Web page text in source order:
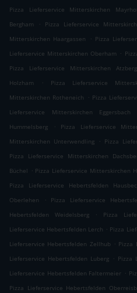
Pizza Lieferservice Mitterskirchen
Bergham
. Pizza Lieferservice
Mitterskirchen Haargassen
. Pizza
Lieferservice Mitterskirchen Oberham .
Pizza Lieferservice Mitterskirchen Atzberg
Holzham
. Pizza Lieferservice
Mitterskirchen Rotheneich
. Pizza
Lieferservice Mitterskirchen Eggersbach
Hummelsberg
. Pizza Lieferservice
Mitterskirchen Unterwendling
. Pizza
Pizza Lieferservice Mitterskirchen
Büchel . Pizza Lieferservice Mitterskirchen
Pizza Lieferservice Hebertsfelden
Oberlehen
. Pizza Lieferservice
Hebertsfelden Weidelsberg
. Pizza
Lieferservice Hebertsfelden Lerch . Pizza
Lieferservice Hebertsfelden Zellhub . Pizza
Lieferservice Hebertsfelden Luberg . Pizza
Lieferservice Hebertsfelden Faltermeier .
Pizza Lieferservice Hebertsfelden